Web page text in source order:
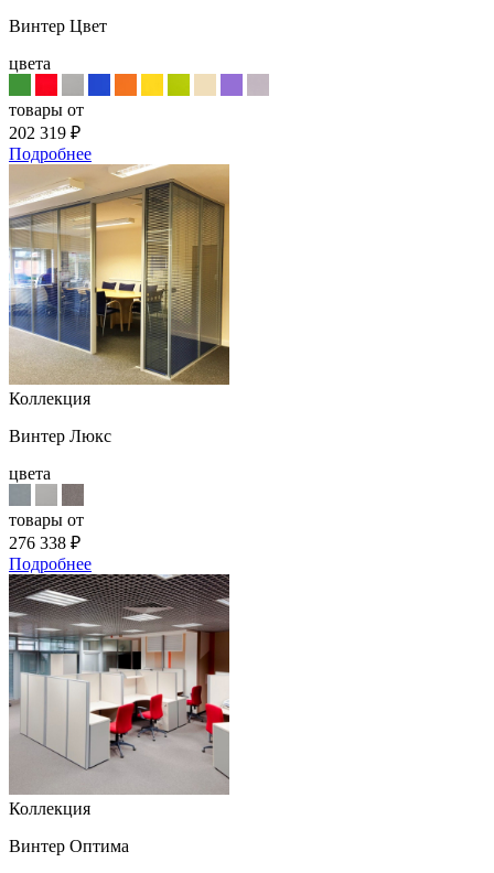
Винтер Цвет
цвета
товары от
202 319 ₽
Подробнее
Коллекция
Винтер Люкс
цвета
товары от
276 338 ₽
Подробнее
Коллекция
Винтер Оптима